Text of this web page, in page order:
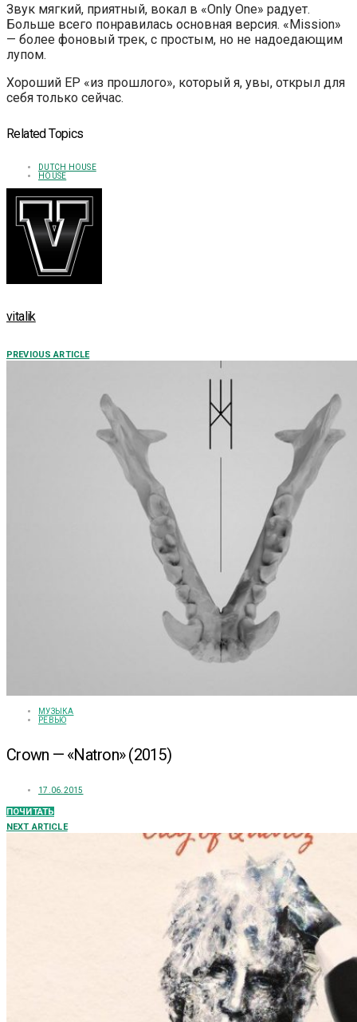
Звук мягкий, приятный, вокал в «Only One» радует.
Больше всего понравилась основная версия. «Mission»
— более фоновый трек, с простым, но не надоедающим
лупом.
Хороший EP «из прошлого», который я, увы, открыл для
себя только сейчас.
Related Topics
DUTCH HOUSE
HOUSE
vitalik
PREVIOUS ARTICLE
МУЗЫКА
РЕВЬЮ
Crown — «Natron» (2015)
17.06.2015
ПОЧИТАТЬ
NEXT ARTICLE